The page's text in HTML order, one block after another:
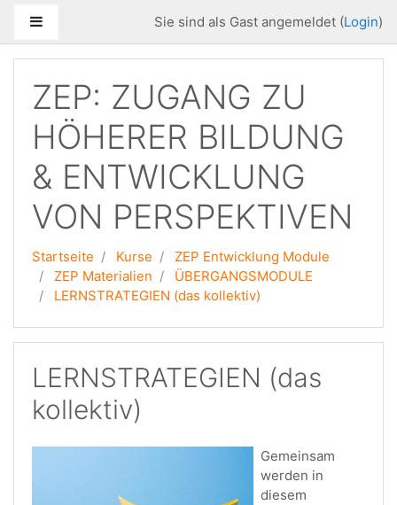
Website-ÜbersichtSie sind als Gast angemeldet (Login)
ZEP: ZUGANG ZU
HÖHERER BILDUNG
& ENTWICKLUNG
VON PERSPEKTIVEN
Startseite Kurse
ZEP Entwicklung Module
ZEP Materialien
ÜBERGANGSMODULE
LERNSTRATEGIEN (das kollektiv)
LERNSTRATEGIEN (das
kollektiv)
Gemeinsam
werden in
diesem